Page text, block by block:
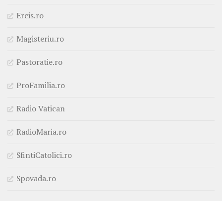
Ercis.ro
Magisteriu.ro
Pastoratie.ro
ProFamilia.ro
Radio Vatican
RadioMaria.ro
SfintiCatolici.ro
Spovada.ro